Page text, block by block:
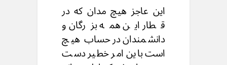
این عاجز هیچ مدان که در
قطار این همه بزرگان و
دانشمندان در حساب هیچ
است باین امر خطیر دست